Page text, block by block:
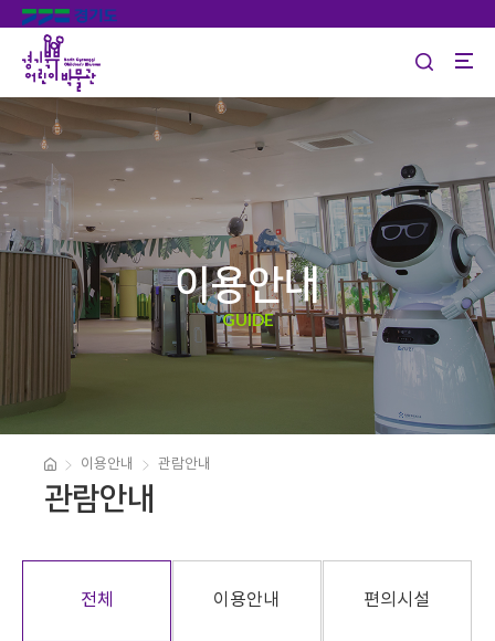
이용안내
GUIDE
이용안내 관람안내
관람안내
전체 이용안내 편의시설